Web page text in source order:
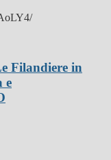
Filandiere in
e